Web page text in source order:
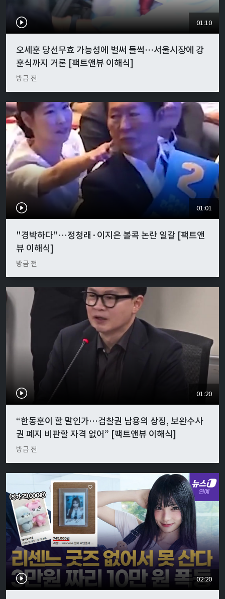
01:10
오세훈 당선무효 가능성에 벌써 들썩…서울시장에 강
훈식까지 거론 [팩트앤뷰 이해식]
방금 전
01:01
"경박하다"…정청래·이지은 볼콕 논란 일갈 [팩트앤
뷰 이해식]
방금 전
01:20
“한동훈이 할 말인가…검찰권 남용의 상징, 보완수사
권 폐지 비판할 자격 없어” [팩트앤뷰 이해식]
방금 전
02:20